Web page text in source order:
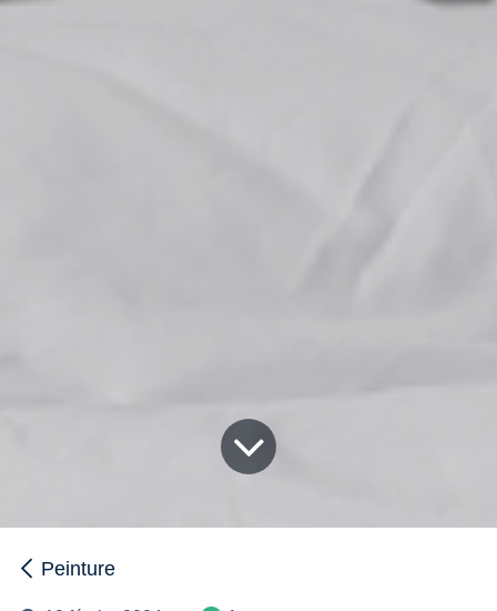
Peinture